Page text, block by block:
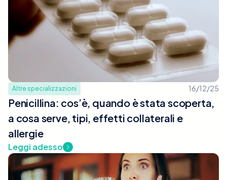
Altre specializzazioni 16/12/25
Penicillina: cos’è, quando è stata scoperta,
a cosa serve, tipi, effetti collaterali e
allergie
Leggi adesso